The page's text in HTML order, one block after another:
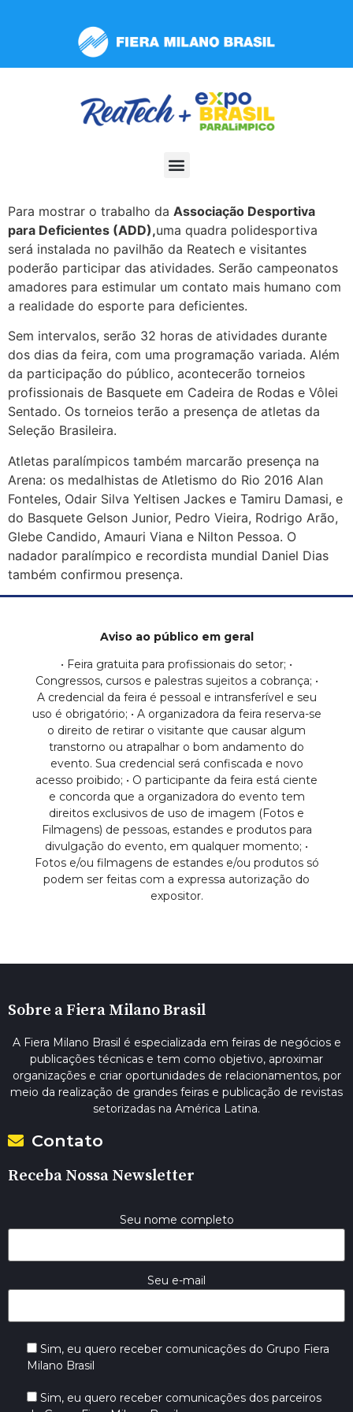
inclui
Para mostrar o trabalho da Associação Desportiva
para Deficientes (ADD),uma quadra polidesportiva
será instalada no pavilhão da Reatech e visitantes
poderão participar das atividades. Serão campeonatos
amadores para estimular um contato mais humano com
a realidade do esporte para deficientes.
Sem intervalos, serão 32 horas de atividades durante
dos dias da feira, com uma programação variada. Além
da participação do público, acontecerão torneios
profissionais de Basquete em Cadeira de Rodas e Vôlei
Sentado. Os torneios terão a presença de atletas da
Seleção Brasileira.
Atletas paralímpicos também marcarão presença na
Arena: os medalhistas de Atletismo do Rio 2016 Alan
Fonteles, Odair Silva Yeltisen Jackes e Tamiru Damasi, e
do Basquete Gelson Junior, Pedro Vieira, Rodrigo Arão,
Glebe Candido, Amauri Viana e Nilton Pessoa. O
nadador paralímpico e recordista mundial Daniel Dias
também confirmou presença.
Aviso ao público em geral
• Feira gratuita para profissionais do setor; •
Congressos, cursos e palestras sujeitos a cobrança; •
A credencial da feira é pessoal e intransferível e seu
uso é obrigatório; • A organizadora da feira reserva-se
o direito de retirar o visitante que causar algum
transtorno ou atrapalhar o bom andamento do
evento. Sua credencial será confiscada e novo
acesso proibido; • O participante da feira está ciente
e concorda que a organizadora do evento tem
direitos exclusivos de uso de imagem (Fotos e
Filmagens) de pessoas, estandes e produtos para
divulgação do evento, em qualquer momento; •
Fotos e/ou filmagens de estandes e/ou produtos só
podem ser feitas com a expressa autorização do
expositor.
Sobre a Fiera Milano Brasil
A Fiera Milano Brasil é especializada em feiras de negócios e
publicações técnicas e tem como objetivo, aproximar
organizações e criar oportunidades de relacionamentos, por
meio da realização de grandes feiras e publicação de revistas
setorizadas na América Latina.
Contato
Receba Nossa Newsletter
Seu nome completo
Seu e-mail
Sim, eu quero receber comunicações do Grupo Fiera
Milano Brasil
Sim, eu quero receber comunicações dos parceiros